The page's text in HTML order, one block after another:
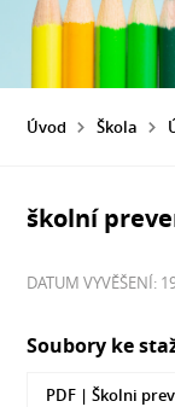
Úvod Škola
školní
DATUM VYVĚŠENÍ:
Soubory ke
PDF |Školni